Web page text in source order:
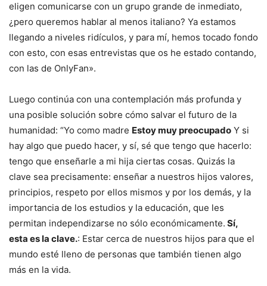
eligen comunicarse con un grupo grande de inmediato,
¿pero queremos hablar al menos italiano? Ya estamos
llegando a niveles ridículos, y para mí, hemos tocado fondo
con esto, con esas entrevistas que os he estado contando,
con las de OnlyFan».
Luego continúa con una contemplación más profunda y
una posible solución sobre cómo salvar el futuro de la
humanidad: “Yo como madre Estoy muy preocupado Y si
hay algo que puedo hacer, y sí, sé que tengo que hacerlo:
tengo que enseñarle a mi hija ciertas cosas. Quizás la
clave sea precisamente: enseñar a nuestros hijos valores,
principios, respeto por ellos mismos y por los demás, y la
importancia de los estudios y la educación, que les
permitan independizarse no sólo económicamente. Sí,
esta es la clave.: Estar cerca de nuestros hijos para que el
mundo esté lleno de personas que también tienen algo
más en la vida.